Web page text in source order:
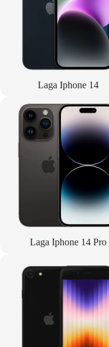
Laga Iphone 14
Laga Iphone 14 Pro